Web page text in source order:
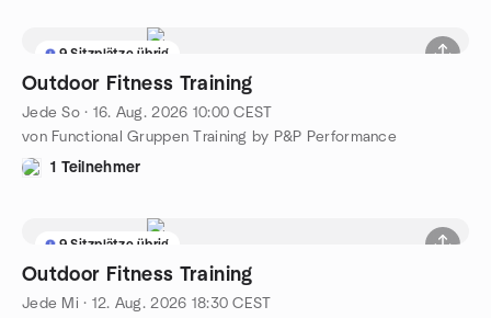
9 Sitzplätze übrig
Outdoor Fitness Training
Jede So· 16. Aug. 2026 10:00 CEST
von Functional Gruppen Training by P&P Performance
1 Teilnehmer
9 Sitzplätze übrig
Outdoor Fitness Training
Jede Mi · 12. Aug. 2026 18:30 CEST